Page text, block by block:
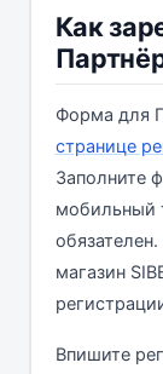
Как
Форма для
странице
Заполните
мобильный
магазин
Впишите